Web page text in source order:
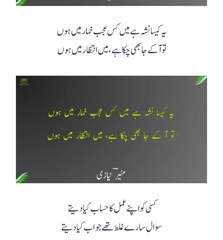
یہ کیسا نشہ ہے میں کس عجب خمار میں ہوں
تو آ کے جا بھی چکا ہے، میں انتظار میں ہوں
کسی کو اپنے عمل کا حساب کیا دیتے
سوال سارے غلط تھے جواب کیا دیتے